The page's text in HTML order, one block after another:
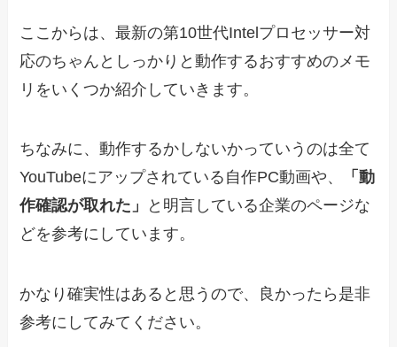
ここからは、最新の第10世代Intelプロセッサー対
応のちゃんとしっかりと動作するおすすめのメモ
リをいくつか紹介していきます。
ちなみに、動作するかしないかっていうのは全て
YouTubeにアップされている自作PC動画や、
「動
作確認が取れた」
と明言している企業のページな
どを参考にしています。
かなり確実性はあると思うので、良かったら是非
参考にしてみてください。